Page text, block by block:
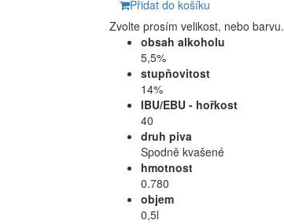
Přidat do košíku
Zvolte prosím velikost, nebo barvu.
obsah alkoholu
5,5%
stupňovitost
14%
IBU/EBU - hořkost
40
druh piva
Spodně kvašené
hmotnost
0.780
objem
0,5l